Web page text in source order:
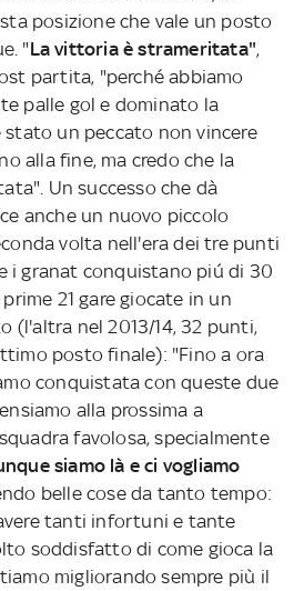
posizione che vale un posto
"La vittoria è strameritata",
partita, "perché abbiamo
palle gol e dominato la
stato un peccato non vincere
alla fine, ma credo che la
Un successo che dà
anche un nuovo piccolo
volta nell'era dei tre punti
i granat conquistano piú di 30
21 gare giocate in un
(l'altra nel 2013/14, 32 punti,
posto finale): "Fino a ora
conquistata con queste due
alla prossima a
favolosa, specialmente
siamo là e ci vogliamo
belle cose da tanto tempo:
tanti infortuni e tante
soddisfatto di come gioca la
migliorando sempre più il